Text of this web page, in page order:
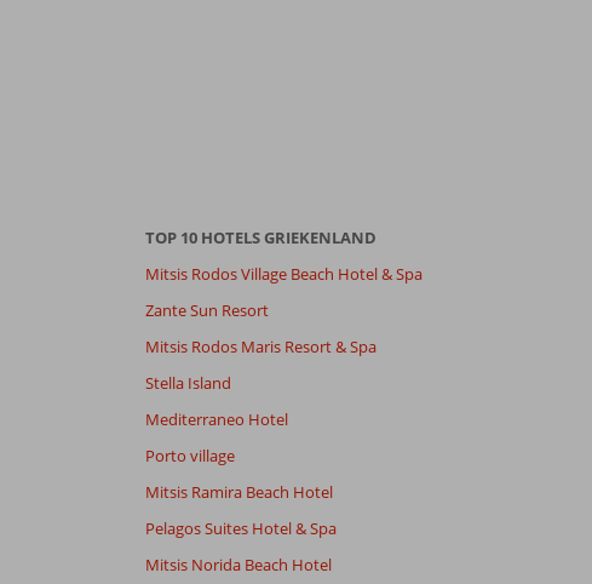
TOP 10 HOTELS GRIEKENLAND
Mitsis Rodos Village Beach Hotel & Spa
Zante Sun Resort
Mitsis Rodos Maris Resort & Spa
Stella Island
Mediterraneo Hotel
Porto village
Mitsis Ramira Beach Hotel
Pelagos Suites Hotel & Spa
Mitsis Norida Beach Hotel